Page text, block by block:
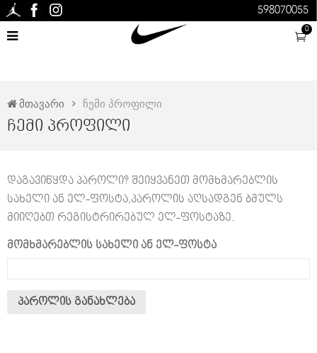
0
598070055
მთავარი ჩემი პროფილი
Ჩემი Პროფილი
დაგავიწყდა პაროლი? შეიყვანეთ მომხმარებლის
სახელი ან ელ-ფოსტა,პაროლის აღსადგენ ბმულს
მიიღებთ რეგისტრირებულ ელ-ფოსტაზე.
მომხმარებლის სახელი ან ელ-ფოსტა
პაროლის განახლება